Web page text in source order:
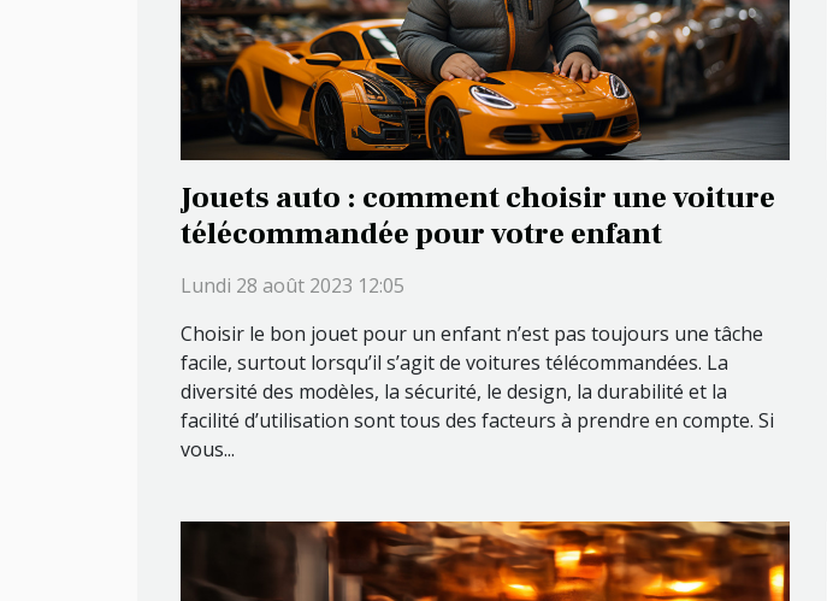
Jouets auto : comment choisir une voiture
télécommandée pour votre enfant
Lundi 28 août 2023 12:05
Choisir le bon jouet pour un enfant n’est pas toujours une tâche
facile, surtout lorsqu’il s’agit de voitures télécommandées. La
diversité des modèles, la sécurité, le design, la durabilité et la
facilité d’utilisation sont tous des facteurs à prendre en compte. Si
vous...